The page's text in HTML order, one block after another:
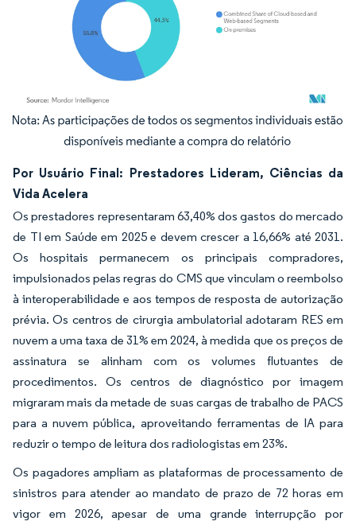
Imagem © Mordor Intelligence. O reuso requer atribuição conforme CC BY 4.0.
Por Usuário Final: Prestadores Lideram, Ciências da
Vida Acelera
Os prestadores representaram 63,40% dos gastos do mercado
de TI em Saúde em 2025 e devem crescer a 16,66% até 2031.
Os hospitais permanecem os principais compradores,
impulsionados pelas regras do CMS que vinculam o reembolso
à interoperabilidade e aos tempos de resposta de autorização
prévia. Os centros de cirurgia ambulatorial adotaram RES em
nuvem a uma taxa de 31% em 2024, à medida que os preços de
assinatura se alinham com os volumes flutuantes de
procedimentos. Os centros de diagnóstico por imagem
migraram mais da metade de suas cargas de trabalho de PACS
para a nuvem pública, aproveitando ferramentas de IA para
reduzir o tempo de leitura dos radiologistas em 23%.
Os pagadores ampliam as plataformas de processamento de
sinistros para atender ao mandato de prazo de 72 horas em
vigor em 2026, apesar de uma grande interrupção por